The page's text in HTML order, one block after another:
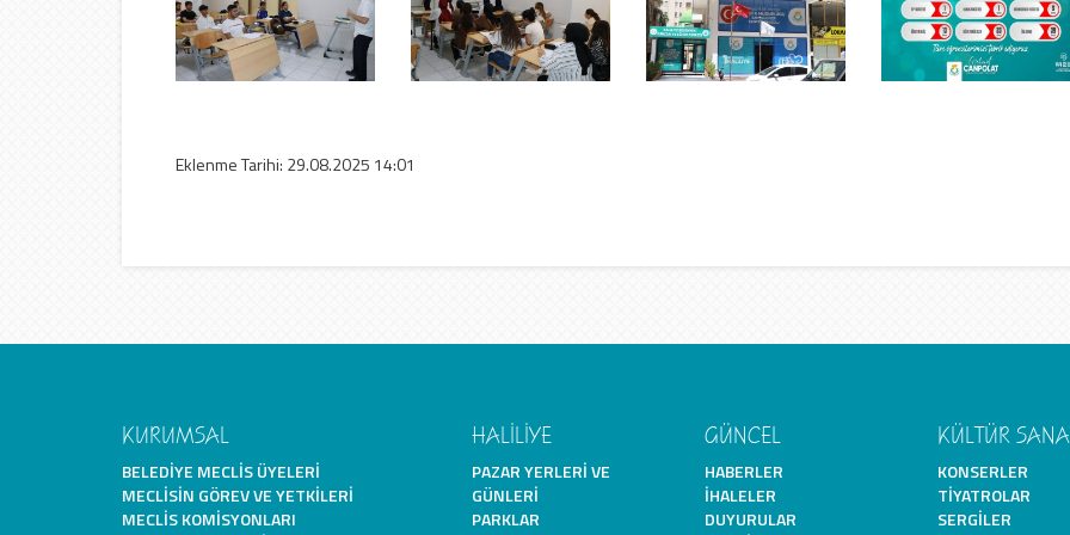
Eklenme Tarihi: 29.08.2025 14:01
KURUMSAL
BELEDIYE MECLIS ÜYELERI
MECLISIN GÖREV VE YETKILERI
MECLIS KOMISYONLARI
HALİLİYE
PAZAR YERLERI VE
GÜNLERI
PARKLAR
GÜNCEL
HABERLER
İHALELER
DUYURULAR
KÜLTÜR
KONSERLER
TIYATROLAR
SERGILER